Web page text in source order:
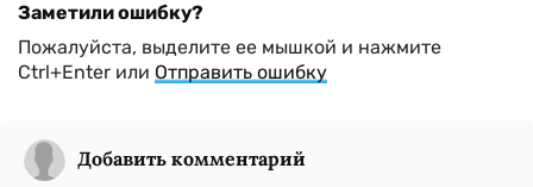
Заметили ошибку?
Пожалуйста, выделите ее мышкой и нажмите
Ctrl+Enter или Отправить ошибку
Добавить комментарий